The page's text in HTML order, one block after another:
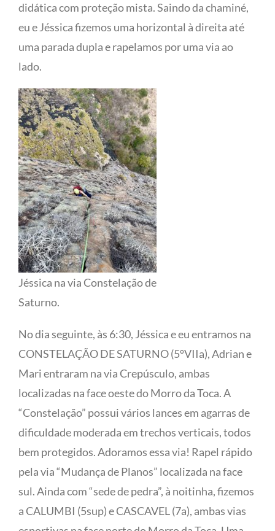
didática com proteção mista. Saindo da chaminé,
eu e Jéssica fizemos uma horizontal à direita até
uma parada dupla e rapelamos por uma via ao
lado.
Jéssica na via Constelação de
Saturno.
No dia seguinte, às 6:30, Jéssica e eu entramos na
CONSTELAÇÃO DE SATURNO (5ºVIIa), Adrian e
Mari entraram na via Crepúsculo, ambas
localizadas na face oeste do Morro da Toca. A
“Constelação” possui vários lances em agarras de
dificuldade moderada em trechos verticais, todos
bem protegidos. Adoramos essa via! Rapel rápido
pela via “Mudança de Planos” localizada na face
sul. Ainda com “sede de pedra”, à noitinha, fizemos
a CALUMBI (5sup) e CASCAVEL (7a), ambas vias